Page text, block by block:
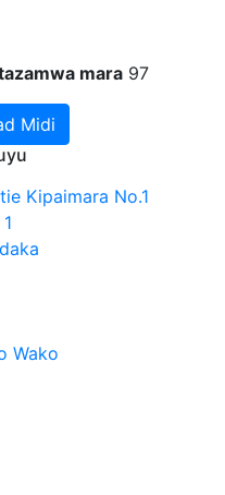
mara 97
Midi
Kipaimara No.1
Wako